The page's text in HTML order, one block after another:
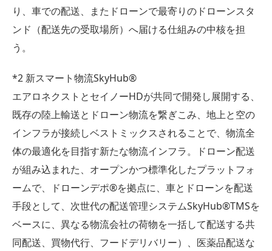
り、車での配送、またドローンで最寄りのドローンスタ
ンド（配送先の受取場所）へ届ける仕組みの中核を担
う。
*2 新スマート物流SkyHub®
エアロネクストとセイノーHDが共同で開発し展開する、
既存の陸上輸送とドローン物流を繋ぎこみ、地上と空の
インフラが接続しベストミックスされることで、物流全
体の最適化を目指す新たな物流インフラ。ドローン配送
が組み込まれた、オープンかつ標準化したプラットフォ
ームで、ドローンデポ®を拠点に、車とドローンを配送
手段として、次世代の配送管理システムSkyHub®TMSを
ベースに、異なる物流会社の荷物を一括して配送する共
同配送、買物代行、フードデリバリー）、医薬品配送な